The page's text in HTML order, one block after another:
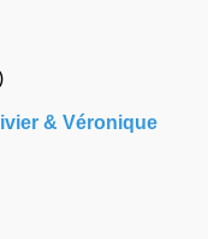
& Véronique